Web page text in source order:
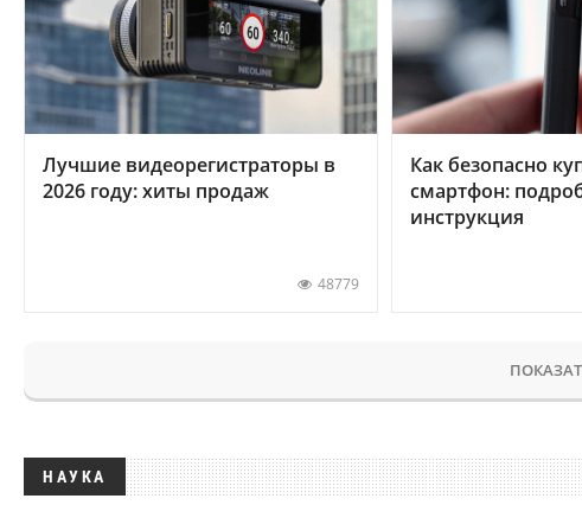
Лучшие видеорегистраторы в
2026 году: хиты продаж
48779
Как безопасно
смартфон:
инструкция
НАУКА